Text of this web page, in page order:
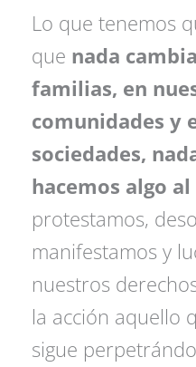
Lo que tenemos
que nada
familias, en
comunidades y
sociedades,
hacemos algo
protestamos,
manifestamos y
nuestros
la acción aquello
sigue